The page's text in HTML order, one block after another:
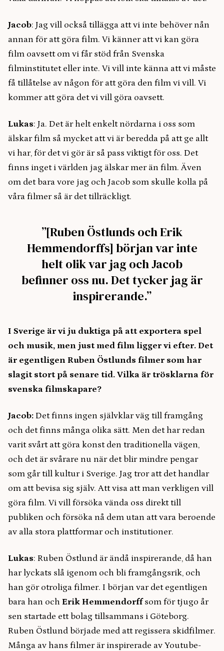
Jacob: Jag vill också tillägga att vi inte behöver nån
annan för att göra film. Vi känner att vi kan göra
film oavsett om vi får stöd från Svenska
filminstitutet eller inte. Vi vill inte känna att vi måste
få tillåtelse av någon för att göra den film vi vill. Vi
kommer att göra det vi vill göra oavsett.
Lukas: Ja. Det är helt enkelt nördarna i oss som
älskar film så mycket att vi är beredda på att ge allt
vi har, för det vi gör är så pass viktigt för oss. Det
finns inget i världen jag älskar mer än film. Även
om det bara vore jag och Jacob som skulle kolla på
våra filmer så är det tillräckligt.
”[Ruben Östlunds och Erik
Hemmendorffs] början var inte
helt olik var jag och Jacob
befinner oss nu. Det tycker jag är
inspirerande.”
I Sverige är vi ju duktiga på att exportera spel
och musik, men just med film ligger vi efter. Det
är egentligen Ruben Östlunds filmer som har
slagit stort på senare tid. Vilka är trösklarna för
svenska filmskapare?
Jacob: Det finns ingen självklar väg till framgång
och det finns många olika sätt. Men det har redan
varit svårt att göra konst den traditionella vägen,
och det är svårare nu när det blir mindre pengar
som går till kultur i Sverige. Jag tror att det handlar
om att bevisa sig själv. Att visa att man verkligen vill
göra film. Vi vill försöka vända oss direkt till
publiken och försöka nå dem utan att vara beroende
av alla stora plattformar och institutioner.
Lukas: Ruben Östlund är ändå inspirerande, då han
har lyckats slå igenom och bli framgångsrik, och
han gör otroliga filmer. I början var det egentligen
bara han och Erik Hemmendorffsom för tjugo år
sen startade ett bolag tillsammans i Göteborg.
Ruben Östlund började med att regissera skidfilmer.
Många av hans filmer är inspirerade av Youtube-